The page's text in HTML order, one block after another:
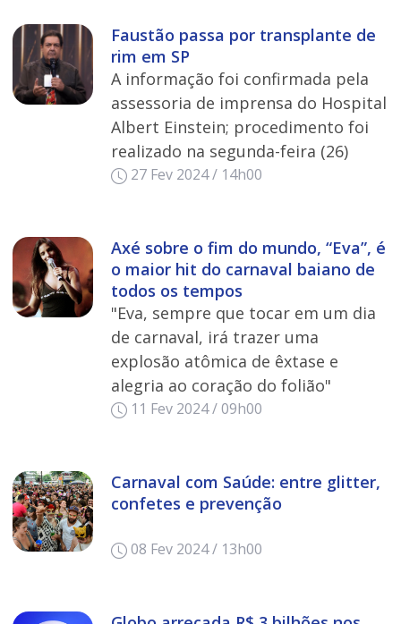
Faustão passa por transplante de
rim em SP
A informação foi confirmada pela
assessoria de imprensa do Hospital
Albert Einstein; procedimento foi
realizado na segunda-feira (26)
27 Fev 2024 / 14h00
Axé sobre o fim do mundo, “Eva”, é
o maior hit do carnaval baiano de
todos os tempos
"Eva, sempre que tocar em um dia
de carnaval, irá trazer uma
explosão atômica de êxtase e
alegria ao coração do folião"
11 Fev 2024 / 09h00
Carnaval com Saúde: entre glitter,
confetes e prevenção
08 Fev 2024 / 13h00